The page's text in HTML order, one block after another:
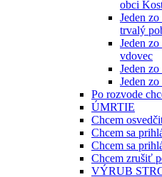
obci
Jeden
trvalý
Jeden
vdovec
Jeden
Jeden
Po rozvode
ÚMRTIE
Chcem
Chcem sa
Chcem sa
Chcem zrušiť
VÝRUB